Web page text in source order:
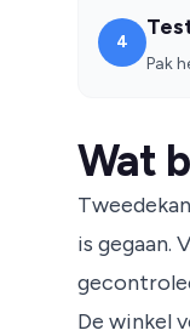
4
Pak
Wat
is gegaan.
De winkel